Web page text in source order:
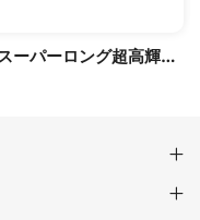
MLBスーパーロング超高輝度薄型ledライトバー